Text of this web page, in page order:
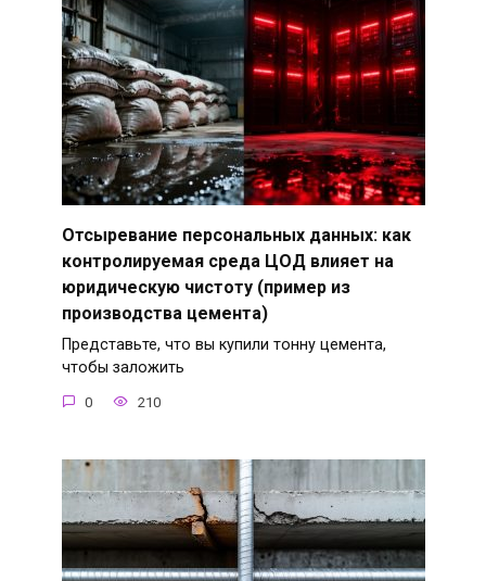
Отсыревание персональных данных: как
контролируемая среда ЦОД влияет на
юридическую чистоту (пример из
производства цемента)
Представьте, что вы купили тонну цемента,
чтобы заложить
0 210